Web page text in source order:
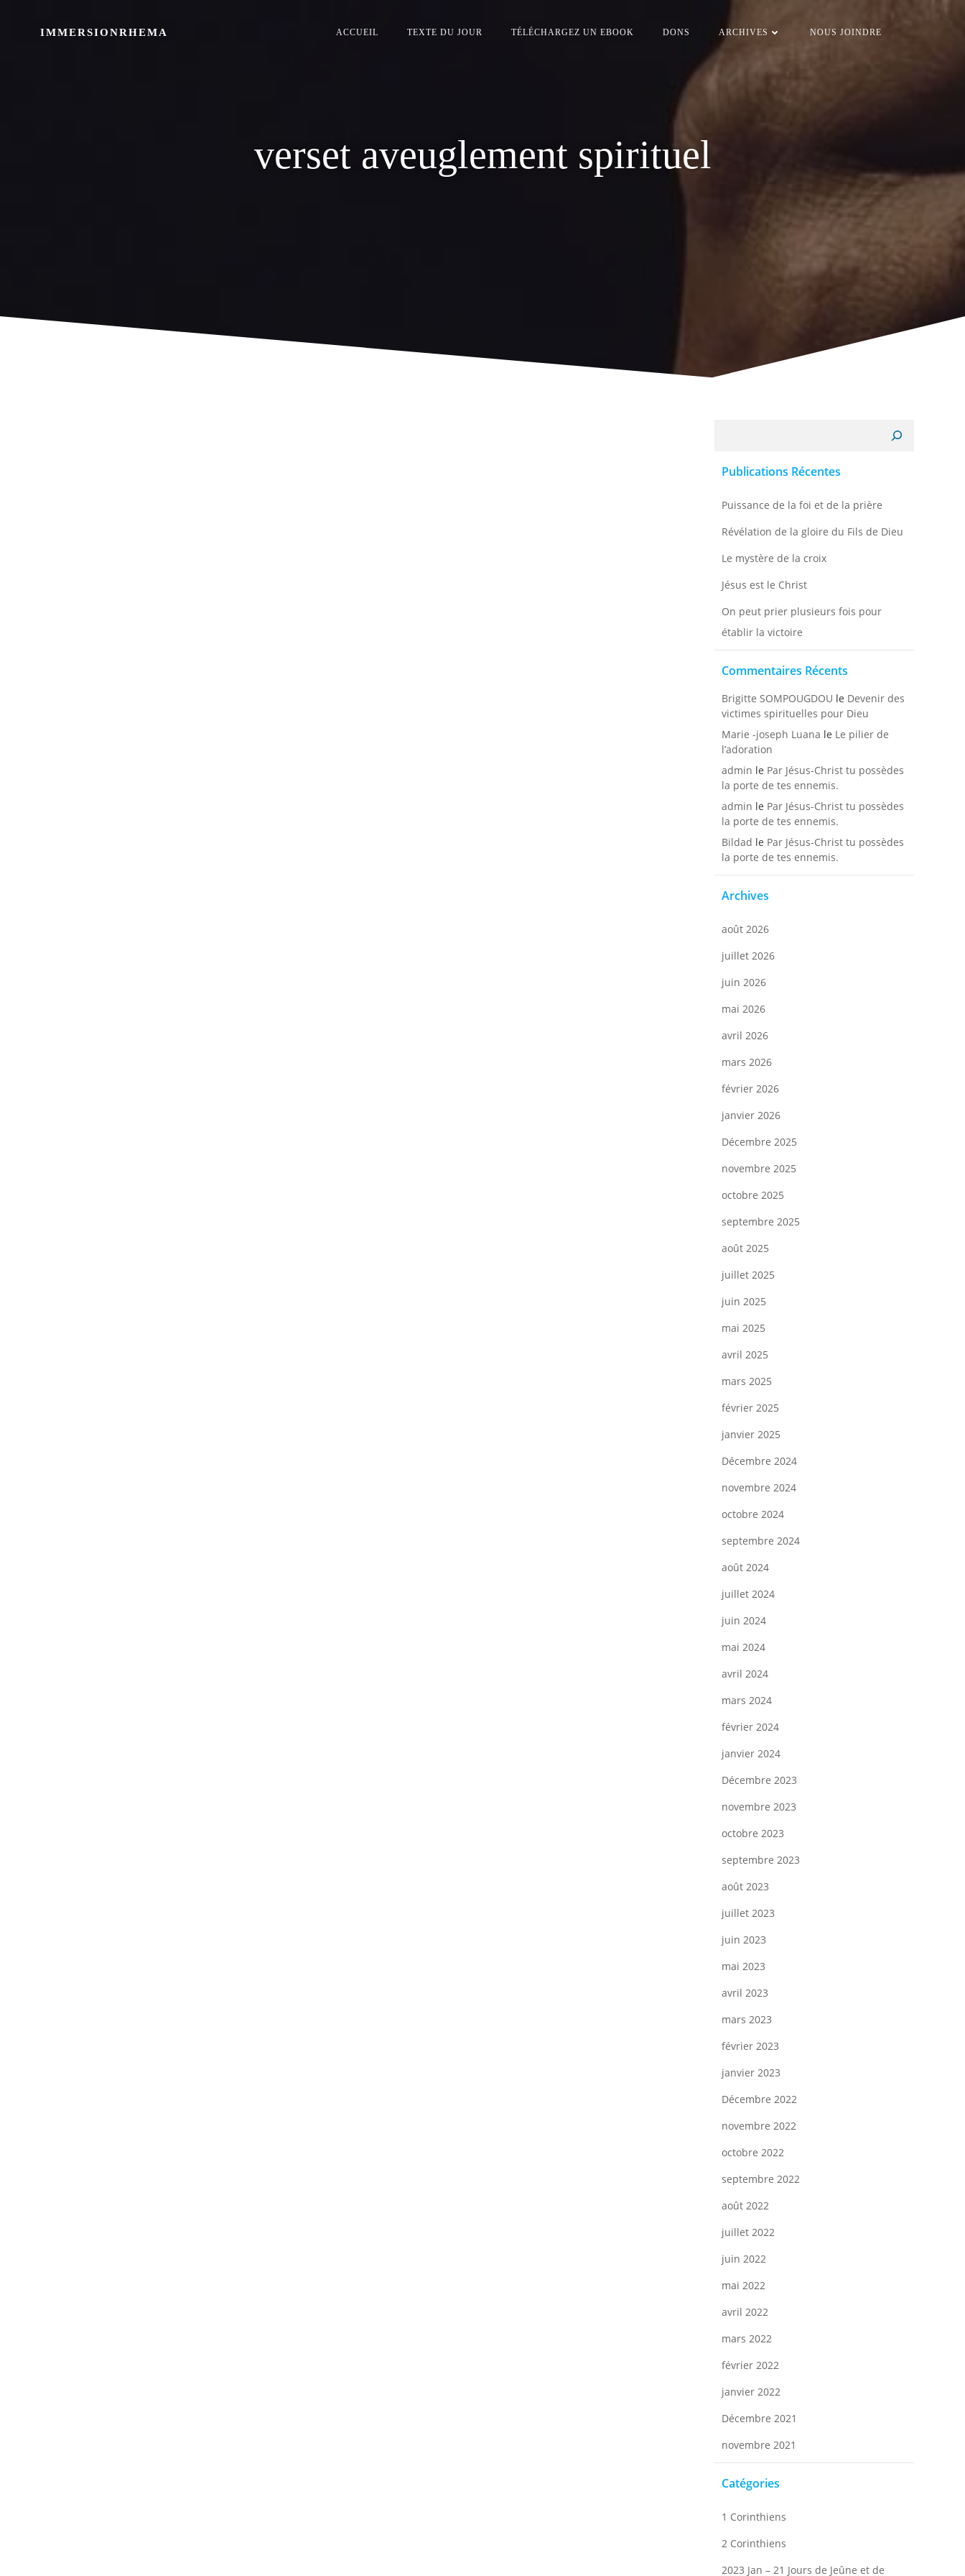
IMMERSIONRHEMA ACCUEIL TEXTE DU JOUR TÉLÉCHARGEZ UN EBOOK DONS ARCHIVES NOUS JOINDRE
verset aveuglement spirituel
Publications Récentes
Puissance de la foi et de la prière
Révélation de la gloire du Fils de Dieu
Le mystère de la croix
Jésus est le Christ
On peut prier plusieurs fois pour
établir la victoire
Commentaires Récents
Brigitte SOMPOUGDOU le Devenir des
victimes spirituelles pour Dieu
Marie -joseph Luana le Le pilier de
l’adoration
admin le Par Jésus-Christ tu possèdes
la porte de tes ennemis.
admin le Par Jésus-Christ tu possèdes
la porte de tes ennemis.
Bildad le Par Jésus-Christ tu possèdes
la porte de tes ennemis.
Archives
août 2026
juillet 2026
juin 2026
mai 2026
avril 2026
mars 2026
février 2026
janvier 2026
Décembre 2025
novembre 2025
octobre 2025
septembre 2025
août 2025
juillet 2025
juin 2025
mai 2025
avril 2025
mars 2025
février 2025
janvier 2025
Décembre 2024
novembre 2024
octobre 2024
septembre 2024
août 2024
juillet 2024
juin 2024
mai 2024
avril 2024
mars 2024
février 2024
janvier 2024
Décembre 2023
novembre 2023
octobre 2023
septembre 2023
août 2023
juillet 2023
juin 2023
mai 2023
avril 2023
mars 2023
février 2023
janvier 2023
Décembre 2022
novembre 2022
octobre 2022
septembre 2022
août 2022
juillet 2022
juin 2022
mai 2022
avril 2022
mars 2022
février 2022
janvier 2022
Décembre 2021
novembre 2021
Catégories
1 Corinthiens
2 Corinthiens
2023 Jan – 21 Jours de Jeûne et de